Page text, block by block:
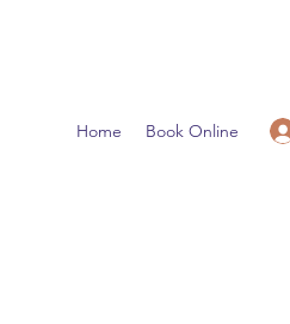
Home Book Online